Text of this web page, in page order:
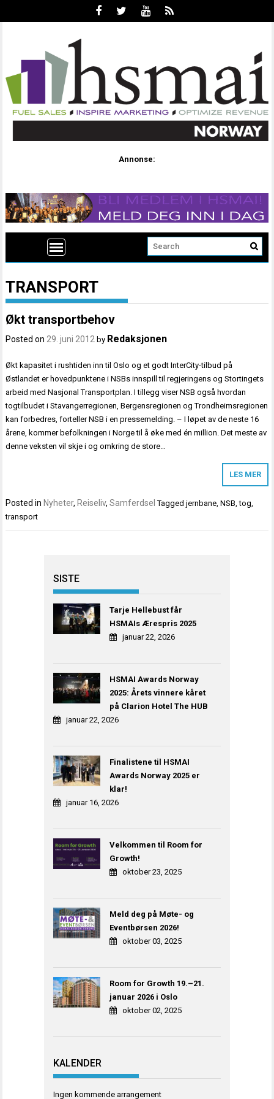
Annonse:
TRANSPORT
Økt transportbehov
Posted on29. juni 2012 by Redaksjonen
Økt kapasitet i rushtiden inn til Oslo og et godt InterCity-tilbud på
Østlandet er hovedpunktene i NSBs innspill til regjeringens og Stortingets
arbeid med Nasjonal Transportplan. I tillegg viser NSB også hvordan
togtilbudet i Stavangerregionen, Bergensregionen og Trondheimsregionen
kan forbedres, forteller NSB i en pressemelding. – I løpet av de neste 16
årene, kommer befolkningen i Norge til å øke med én million. Det meste av
denne veksten vil skje i og omkring de store…
LES MER
Posted in Nyheter, Reiseliv,Samferdsel Taggedjernbane,NSB,tog,
transport
SISTE
Tarje Hellebust får
HSMAIs Ærespris 2025
januar 22, 2026
HSMAI Awards Norway
2025: Årets vinnere kåret
på Clarion Hotel The HUB
januar 22, 2026
Finalistene til HSMAI
Awards Norway 2025 er
klar!
januar 16, 2026
Velkommen til Room for
Growth!
oktober 23, 2025
Meld deg på Møte- og
Eventbørsen 2026!
oktober 03, 2025
Room for Growth 19.–21.
januar 2026 i Oslo
oktober 02, 2025
KALENDER
Ingen kommende arrangement